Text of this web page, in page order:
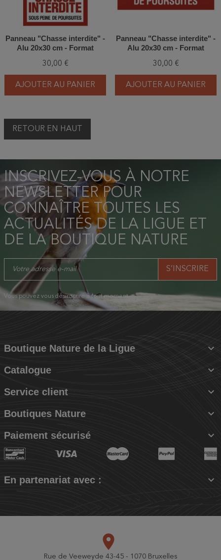
Panneau "Chasse interdite" -
Alu 20x30 cm - Format
30,00 €
AJOUTER AU PANIER
Panneau "Chasse interdite" -
Alu 20x30 cm - Format
30,00 €
AJOUTER AU PANIER
RETOUR EN HAUT
INSCRIVEZ-VOUS À NOTRE
NEWSLETTER POUR
CONNAÎTRE TOUTES LES
ACTUALITÉS DE LA LIGUE ET
DE LA BOUTIQUE NATURE
Vous pouvez vous désinscrire à tout moment.
Boutique Nature de la Ligue 
Catalogue 
Service client 
Boutiques Nature 
Paiement sécurisé 
En partenariat avec : 
place
Rue de Veeweyde 43-45 - 1070 Bruxelles